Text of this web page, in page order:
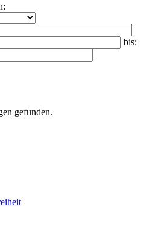
bis:
gefunden.